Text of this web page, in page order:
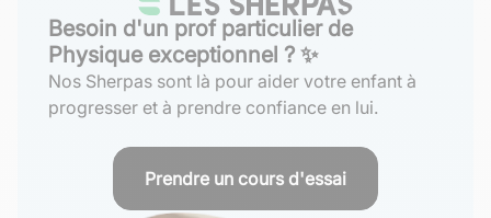
Besoin d'un prof particulier de
Physique exceptionnel ? ✨
Nos Sherpas sont là pour aider votre enfant à
progresser et à prendre confiance en lui.
Prendre un cours d'essai